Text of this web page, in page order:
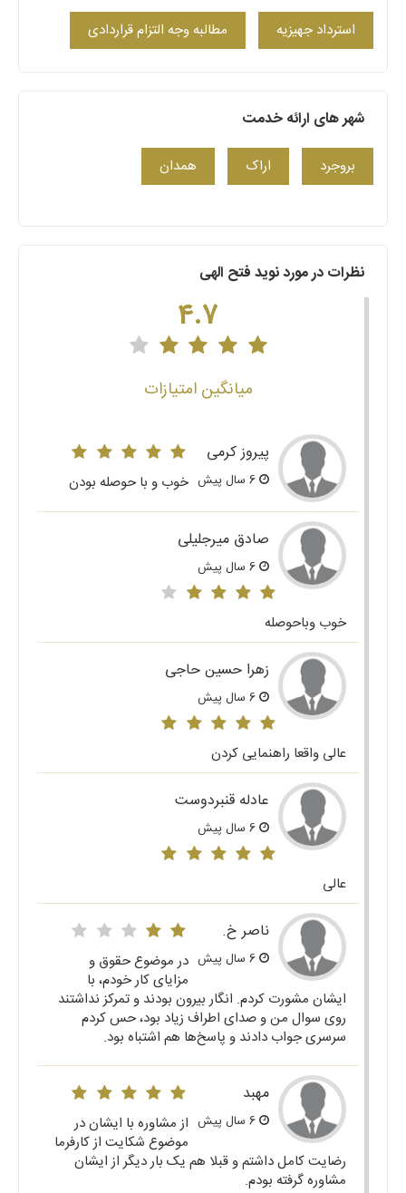
استرداد جهیزیه مطالبه وجه التزام قراردادی
شهر های ارائه خدمت
بروجرد اراک همدان
نظرات در مورد نوید فتح الهی
4.7
میانگین امتیازات
پیروز کرمی
خوب و با حوصله بودن
صادق میرجلیلی
خوب وباحوصله
زهرا حسین حاجی
عالی واقعا راهنمایی کردن
عادله قنبردوست
عالی
ناصر خ.
در موضوع حقوق و
مزایای کار خودم، با
ایشان مشورت کردم. انگار بیرون بودند و تمرکز نداشتند
روی سوال من و صدای اطراف زیاد بود، حس کردم
سرسری جواب دادند و پاسخ‌ها هم اشتباه بود.
مهبد
از مشاوره با ایشان در
موضوع شکایت از کارفرما
رضایت کامل داشتم و قبلا هم یک بار دیگر از ایشان
مشاوره گرفته بودم.